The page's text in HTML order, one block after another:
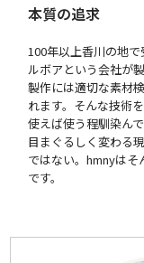
本質の追求
100年以上香川の地
ルボアという会社が製
製作には適切な素材
れます。そんな技術
使えば使う程馴染ん
目まぐるしく変わる
ではない。hmnyはそ
です。